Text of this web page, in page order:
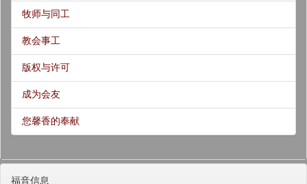
牧师与同工
教会事工
版权与许可
成为会友
您馨香的奉献
福音信息